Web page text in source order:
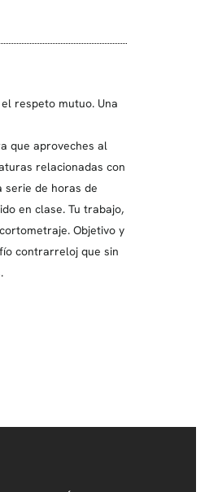
respeto mutuo. Una
que aproveches al
relacionadas con
serie de horas de
en clase. Tu trabajo,
Objetivo y
contrarreloj que sin